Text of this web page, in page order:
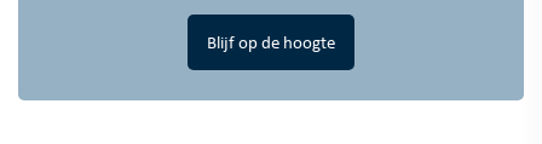
Blijf op de hoogte